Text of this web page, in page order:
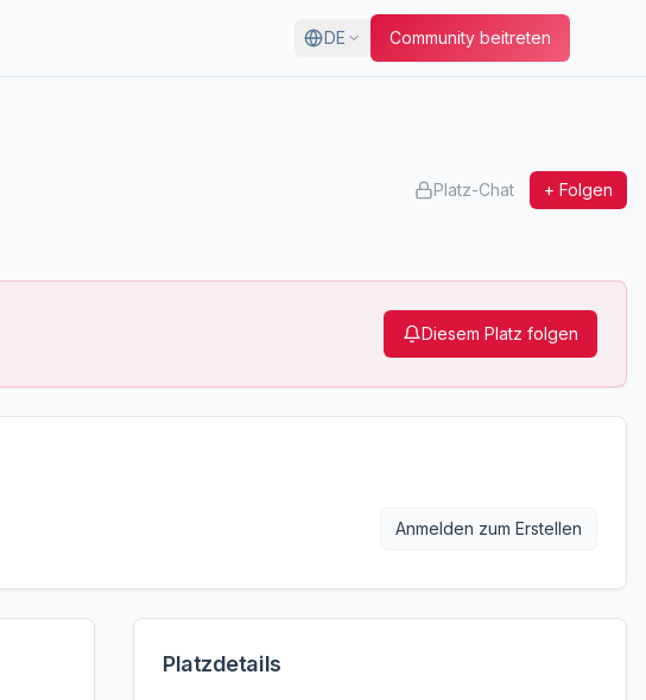
DE Community beitreten
Platz-Chat + Folgen
Diesem Platz folgen
Anmelden zum Erstellen
Platzdetails